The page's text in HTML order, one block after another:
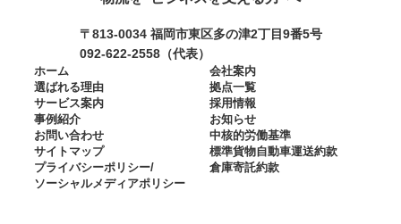
〒813-0034 福岡市東区多の津2丁目9番5号
092-622-2558（代表）
ホーム
選ばれる理由
サービス案内
事例紹介
会社案内
拠点一覧
採用情報
お知らせ
お問い合わせ
サイトマップ
プライバシーポリシー/
ソーシャルメディアポリシー
中核的労働基準
標準貨物自動車運送約款
倉庫寄託約款